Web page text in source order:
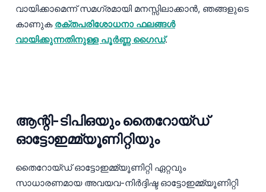
വായിക്കാമെന്ന് സമഗ്രമായി മനസ്സിലാക്കാൻ, ഞങ്ങളുടെ
കാണുക രക്തപരിശോധനാ ഫലങ്ങൾ
വായിക്കുന്നതിനുള്ള പൂർണ്ണ ഗൈഡ്.
ആന്റി-ടിപിഒയും തൈറോയ്ഡ്
ഓട്ടോഇമ്മ്യൂണിറ്റിയും
തൈറോയ്ഡ് ഓട്ടോഇമ്മ്യൂണിറ്റി ഏറ്റവും
സാധാരണമായ അവയവ-നിർദ്ദിഷ്ട ഓട്ടോഇമ്മ്യൂണിറ്റി
አማርኛ
Українська
O‘zbekcha
Català
Slovenčina
كوردی‎
پښتو